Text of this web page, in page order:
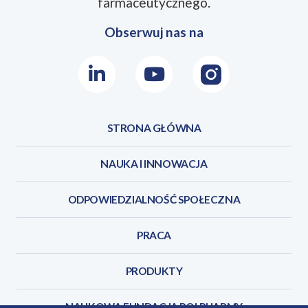
Obserwuj nas na
LinkedInYoutubeInstagram
STRONA GŁÓWNA
NAUKA I INNOWACJA
ODPOWIEDZIALNOŚĆ SPOŁECZNA
PRACA
PRODUKTY